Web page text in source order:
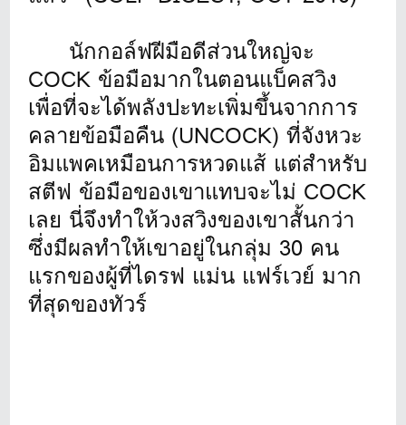
นักกอล์ฟฝีมือดีส่วนใหญ่จะ
COCK ข้อมือมากในตอนแบ็คสวิง
เพื่อที่จะได้พลังปะทะเพิ่มขึ้นจากการ
คลายข้อมือคืน (UNCOCK) ที่จังหวะ
อิมแพคเหมือนการหวดแส้ แต่สำหรับ
สตีฟ ข้อมือของเขาแทบจะไม่ COCK
เลย นี่จึงทำให้วงสวิงของเขาสั้นกว่า
ซึ่งมีผลทำให้เขาอยู่ในกลุ่ม 30 คน
แรกของผู้ที่ไดรฟ แม่น แฟร์เวย์ มาก
ที่สุดของทัวร์